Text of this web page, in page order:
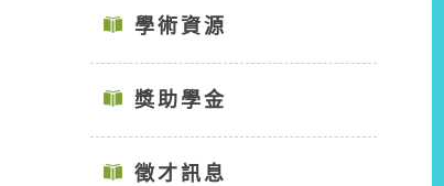
學術資源
獎助學金
徵才訊息